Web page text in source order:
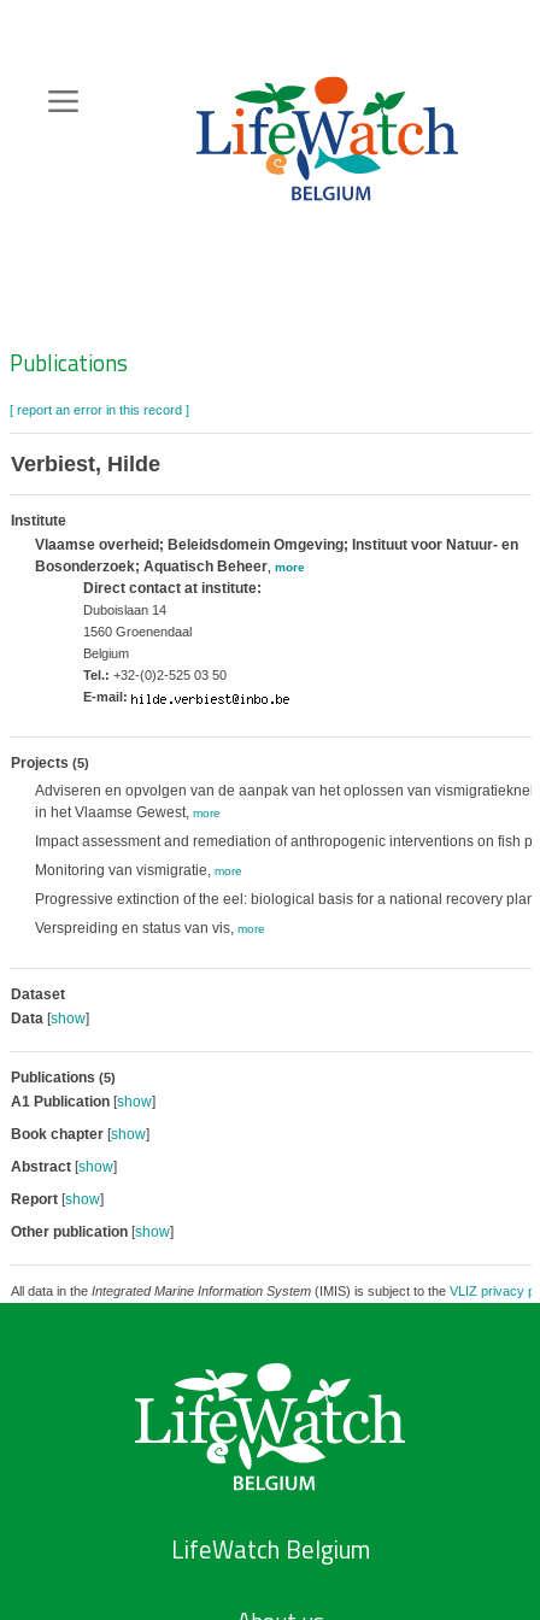
content
Zoeknavigatie
Publications
[ report an error in this record ]
Verbiest, Hilde
Institute
Vlaamse overheid; Beleidsdomein Omgeving; Instituut voor Natuur- en
Bosonderzoek; Aquatisch Beheer, more
Direct contact at institute:
Duboislaan 14
1560 Groenendaal
Belgium
Tel.: +32-(0)2-525 03 50
E-mail:
Projects (5)
Adviseren en opvolgen van de aanpak van het oplossen van
in het Vlaamse Gewest, more
Impact assessment and remediation of anthropogenic interventions on fish
Monitoring van vismigratie, more
Progressive extinction of the eel: biological basis for a national recovery
Verspreiding en status van vis, more
Dataset
Data[show]
Publications (5)
A1 Publication[show]
Book chapter[show]
Abstract[show]
Report[show]
Other publication[show]
All data in the Integrated Marine Information System(IMIS) is subject to the VLIZ privacy
LifeWatch Belgium